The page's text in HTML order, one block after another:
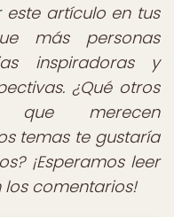
artículo en tus
más personas
inspiradoras y
¿Qué otros
que merecen
temas te gustaría
¡Esperamos leer
los comentarios!